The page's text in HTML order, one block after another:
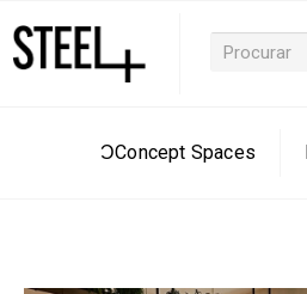
ƆConcept Spaces